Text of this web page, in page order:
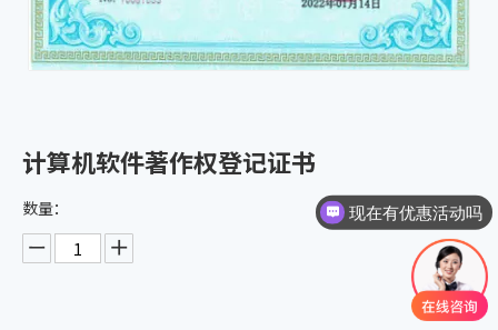
计算机软件著作权登记证书
数量： 现在有优惠活动吗